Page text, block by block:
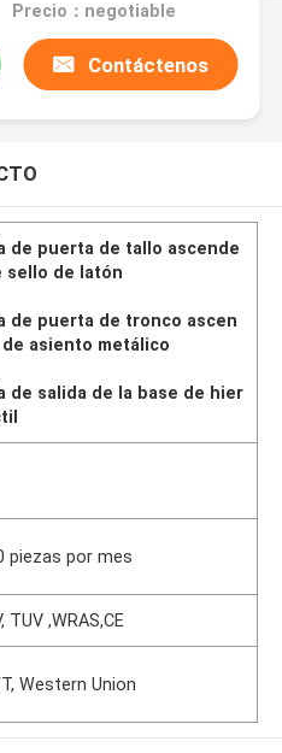
Precio：negotiable
Contáctenos
de puerta de tallo ascende
sello de latón
de puerta de tronco ascen
asiento metálico
de salida de la base de hier
piezas por mes
TUV ,WRAS,CE
Western Union